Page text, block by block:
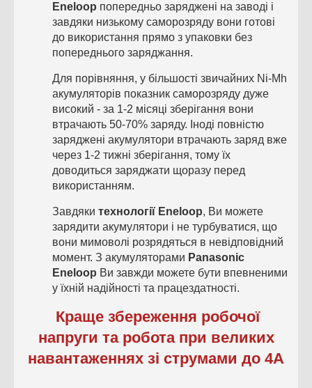
Eneloop попередньо заряджені на заводі і
завдяки низькому саморозряду вони готові
до використання прямо з упаковки без
попереднього заряджання.
Для порівняння, у більшості звичайних Ni-Mh
акумуляторів показник саморозряду дуже
високий - за 1-2 місяці зберігання вони
втрачають 50-70% заряду. Іноді повністю
заряджені акумулятори втрачають заряд вже
через 1-2 тижні зберігання, тому їх
доводиться заряджати щоразу перед
використанням.
Завдяки технології Eneloop, Ви можете
зарядити акумулятори і не турбуватися, що
вони мимоволі розрядяться в невідповідний
момент. З акумуляторами Panasonic
Eneloop Ви завжди можете бути впевненими
у їхній надійності та працездатності.
Краще збереження робочої
напруги та робота при великих
навантаженнях зі струмами до 4А